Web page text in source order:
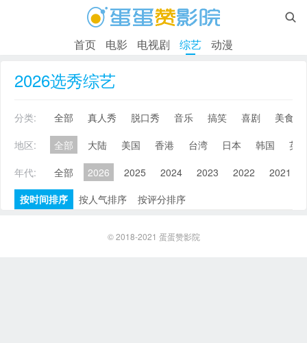

首页 电影 电视剧 综艺 动漫
2026选秀综艺
分类: 全部 真人秀 脱口秀 音乐 搞笑 喜剧
美食
地区:
全部 大陆 美国 香港 台湾 日本 韩国
英
年代:
全部 2026 2025 2024 2023 2022 2021
按时间排序
按人气排序 按评分排序
© 2018-2021 蛋蛋赞影院